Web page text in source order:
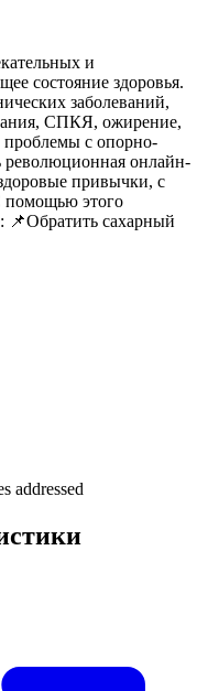
и
состояние здоровья.
заболеваний,
СПКЯ, ожирение,
проблемы с опорно-
революционная онлайн-
привычки, с
помощью этого
📌Обратить сахарный
addressed